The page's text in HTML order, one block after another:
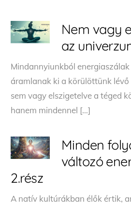
Nem vagy
az
Mindannyiunkból
áramlanak ki a körülöttünk lévő
sem vagy elszigetelve a téged
hanem mindennel […]
Minden
változó
2.rész
A natív kultúrákban élők értik,